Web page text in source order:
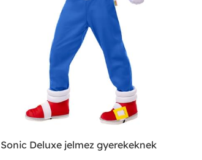
Sonic Deluxe jelmez gyerekeknek